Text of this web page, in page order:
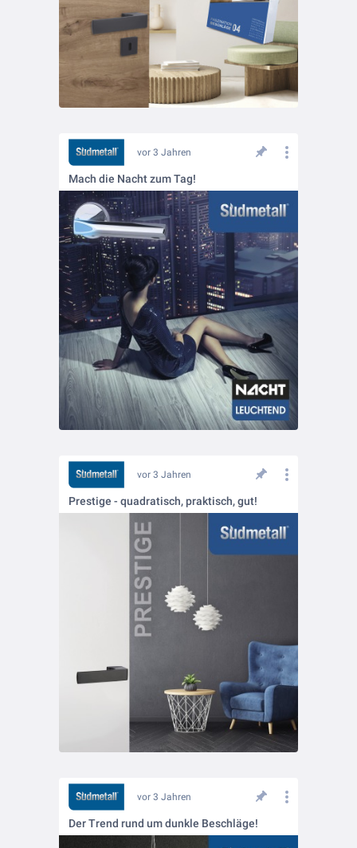
vor 3 Jahren
Mach die Nacht zum Tag!
vor 3 Jahren
Prestige - quadratisch, praktisch, gut!
vor 3 Jahren
Der Trend rund um dunkle Beschläge!